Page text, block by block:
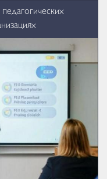
педагогических